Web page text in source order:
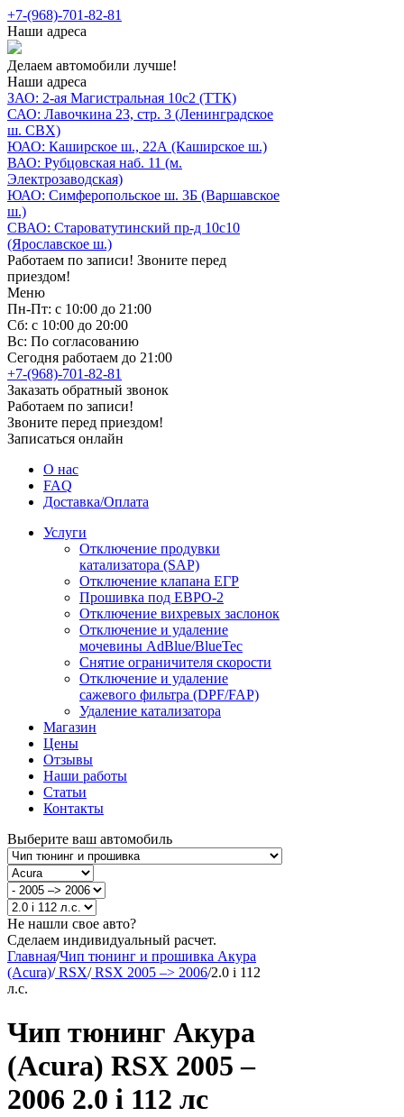
+7-(968)-701-82-81
Наши адреса
Делаем автомобили лучше!
Наши адреса
ЗАО: 2-ая Магистральная 10с2 (ТТК)
САО: Лавочкина 23, стр. 3 (Ленинградское
ш. СВХ)
ЮАО: Каширское ш., 22А (Каширское ш.)
ВАО: Рубцовская наб. 11 (м.
Электрозаводская)
ЮАО: Симферопольское ш. 3Б (Варшавское
ш.)
СВАО: Староватутинский пр-д 10с10
(Ярославское ш.)
Работаем по записи! Звоните перед
приездом!
Меню
Пн-Пт: с 10:00 до 21:00
Сб: с 10:00 до 20:00
Вс: По согласованию
Сегодня работаем до 21:00
+7-(968)-701-82-81
Заказать обратный звонок
Работаем по записи!
Звоните перед приездом!
Записаться онлайн
О нас
FAQ
Доставка/Оплата
Услуги
Отключение продувки
катализатора (SAP)
Отключение клапана ЕГР
Прошивка под ЕВРО-2
Отключение вихревых заслонок
Отключение и удаление
мочевины AdBlue/BlueTec
Снятие ограничителя скорости
Отключение и удаление
сажевого фильтра (DPF/FAP)
Удаление катализатора
Магазин
Цены
Отзывы
Наши работы
Статьи
Контакты
Выберите ваш автомобиль
Не нашли свое авто?
Сделаем индивидуальный расчет.
Главная/Чип тюнинг и прошивка Акура
(Acura)/RSX/RSX 2005 –> 2006/2.0 i 112
л.с.
Чип тюнинг Акура
(Acura) RSX 2005 –
2006 2.0 i 112 лс